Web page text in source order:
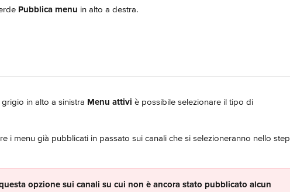
Pubblica menu in alto a destra.
in alto a sinistra Menu attivi è possibile selezionare il tipo di
i menu già pubblicati in passato sui canali che si selezioneranno nello step
opzione sui canali su cui non è ancora stato pubblicato alcun